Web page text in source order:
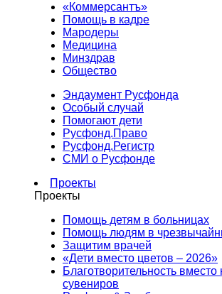
«Коммерсантъ»
Помощь в кадре
Мародеры
Медицина
Минздрав
Общество
Эндаумент Русфонда
Особый случай
Помогают дети
Русфонд.Право
Русфонд.Регистр
СМИ о Русфонде
Проекты
Проекты
Помощь детям в больницах
Помощь людям в
Защитим врачей
«Дети вместо цветов – 2026»
Благотворительность вместо
сувениров